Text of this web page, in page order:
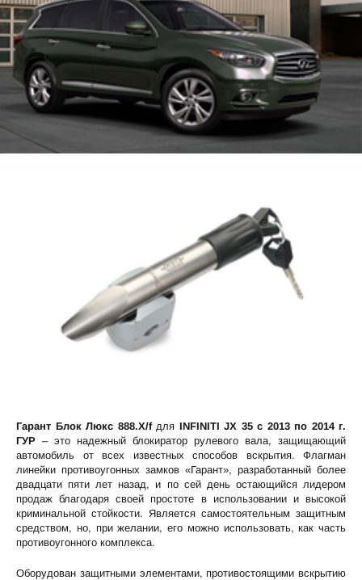
Гарант Блок Люкс 888.X/fдля INFINITI JX 35 c 2013 по 2014 г.
ГУР – это надежный блокиратор рулевого вала, защищающий
автомобиль от всех известных способов вскрытия. Флагман
линейки противоугонных замков «Гарант», разработанный более
двадцати пяти лет назад, и по сей день остающийся лидером
продаж благодаря своей простоте в использовании и высокой
криминальной стойкости. Является самостоятельным защитным
средством, но, при желании, его можно использовать, как часть
противоугонного комплекса.
Оборудован защитными элементами, противостоящими вскрытию